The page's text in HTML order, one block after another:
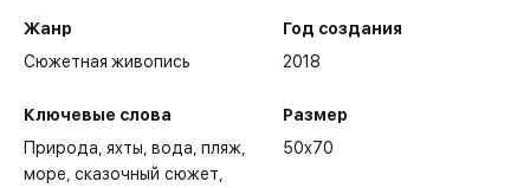
Жанр
Сюжетная живопись
Ключевые слова
Природа яхты вода пляж
море сказочный сюжет
Год создания
2018
Размер
50x70